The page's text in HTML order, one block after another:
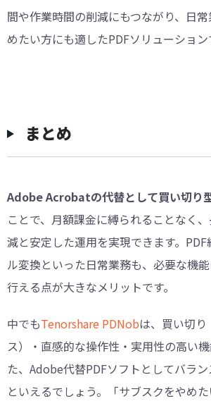
間や作業時間の削減にもつながり、日
めたい方にも適したPDFソリューション
まとめ
Adobe Acrobatの代替として買い切り
ことで、月額課金に縛られることなく
減と安定した運用を実現できます。PDF
ル変換といった日常業務も、必要な機
行える点が大きなメリットです。
中でもTenorshare PDNobは、買い切
ス）・直感的な操作性・実用性の高い
た、Adobe代替PDFソフトとしてバラ
といえるでしょう。「サブスクをやめ